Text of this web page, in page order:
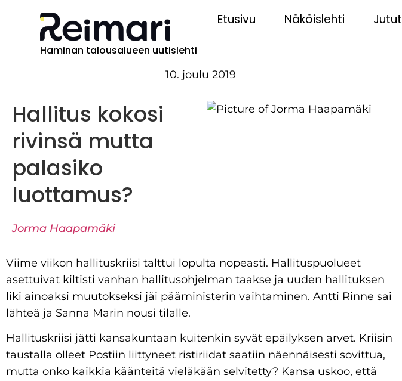
Haminan talousalueen uutislehti
Etusivu Näköislehti Jutut
10. joulu 2019
Hallitus kokosi
rivinsä mutta
palasiko
luottamus?
Jorma Haapamäki
Viime viikon hallituskriisi talttui lopulta nopeasti. Hallituspuolueet
asettuivat kiltisti vanhan hallitusohjelman taakse ja uuden hallituksen
liki ainoaksi muutokseksi jäi pääministerin vaihtaminen. Antti Rinne sai
lähteä ja Sanna Marin nousi tilalle.
Hallituskriisi jätti kansakuntaan kuitenkin syvät epäilyksen arvet. Kriisin
taustalla olleet Postiin liittyneet ristiriidat saatiin näennäisesti sovittua,
mutta onko kaikkia käänteitä vieläkään selvitetty? Kansa uskoo, että